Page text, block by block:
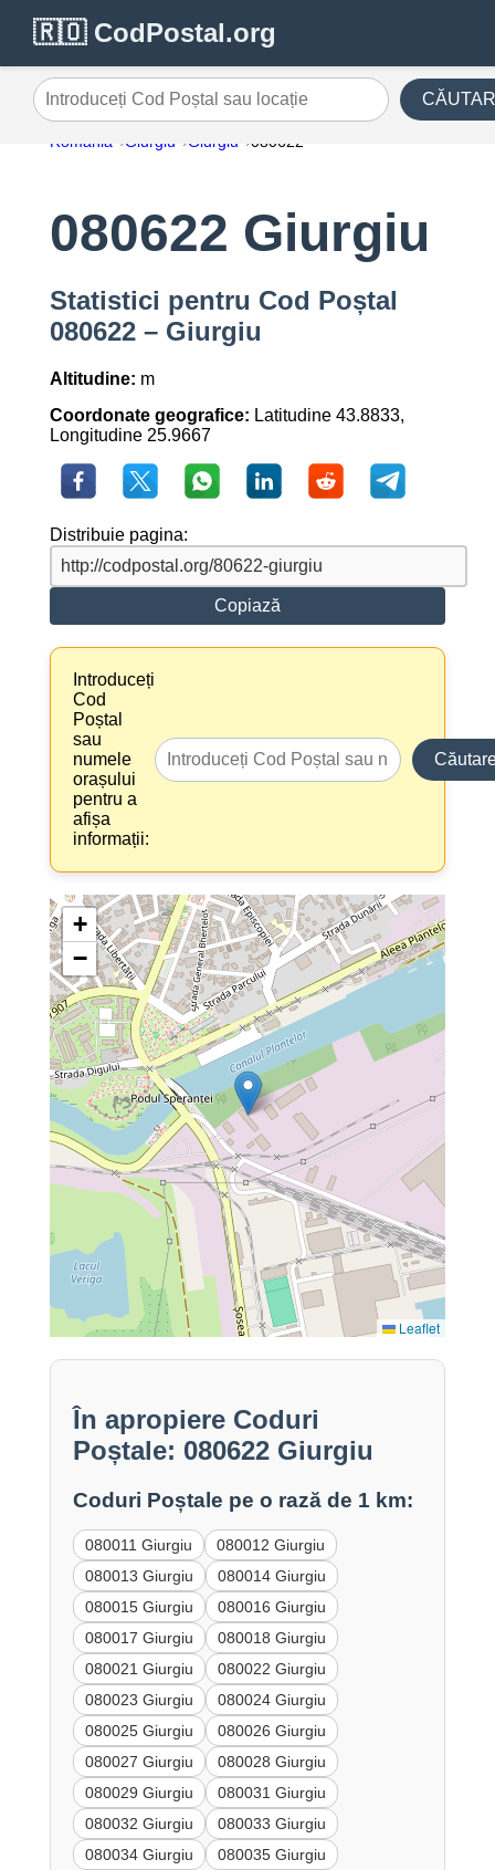
🇷🇴 CodPostal.org
Introduceți Cod Poștal sau locație
România Giurgiu Giurgiu 080622
080622 Giurgiu
Statistici pentru Cod Poștal
080622 – Giurgiu
Altitudine: m
Coordonate geografice: Latitudine 43.8833,
Longitudine 25.9667
Distribuie pagina:
Copiază
Introduceți
Cod
Poștal
sau
numele
orașului
pentru a
afișa
informații:
+
−
Leaflet
În apropiere Coduri
Poștale: 080622 Giurgiu
Coduri Poștale pe o rază de 1 km:
080011 Giurgiu
080012 Giurgiu
080013 Giurgiu
080014 Giurgiu
080015 Giurgiu
080016 Giurgiu
080017 Giurgiu
080018 Giurgiu
080021 Giurgiu
080022 Giurgiu
080023 Giurgiu
080024 Giurgiu
080025 Giurgiu
080026 Giurgiu
080027 Giurgiu
080028 Giurgiu
080029 Giurgiu
080031 Giurgiu
080032 Giurgiu
080033 Giurgiu
080034 Giurgiu
080035 Giurgiu